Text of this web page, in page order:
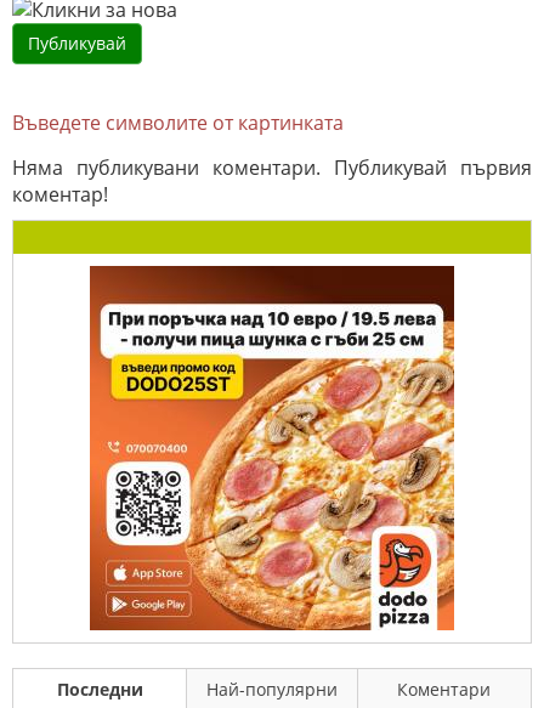
Въведете символите от картинката
Няма публикувани коментари. Публикувай първия
коментар!
Последни Най-популярни
Коментари